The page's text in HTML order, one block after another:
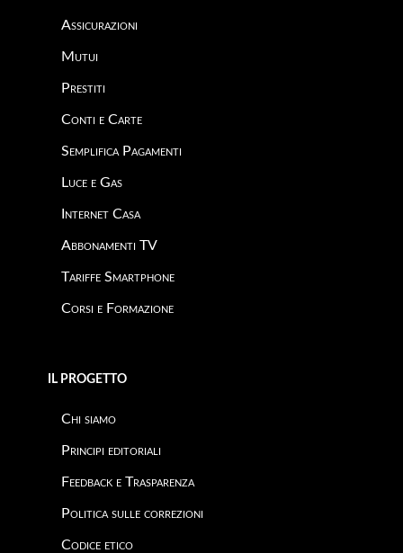
Assicurazioni
Mutui
Prestiti
Conti e Carte
Semplifica Pagamenti
Luce e Gas
Internet Casa
Abbonamenti TV
Tariffe Smartphone
Corsi e Formazione
IL PROGETTO
Chi siamo
Principi editoriali
Feedback e Trasparenza
Politica sulle correzioni
Codice etico